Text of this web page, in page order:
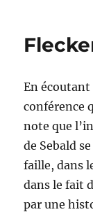
En
conférence
note que
de Sebald
faille, dans
dans le fait
par une